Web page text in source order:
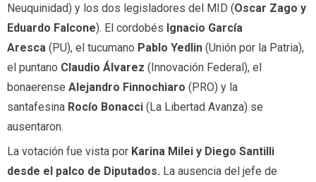
Neuquinidad) y los dos legisladores del MID (Oscar Zago y
Eduardo Falcone). El cordobés Ignacio García
Aresca (PU), el tucumano Pablo Yedlin (Unión por la Patria),
el puntano Claudio Álvarez (Innovación Federal), el
bonaerense Alejandro Finnochiaro (PRO) y la
santafesina Rocío Bonacci (La Libertad Avanza) se
ausentaron.
La votación fue vista por Karina Milei y Diego Santilli
desde el palco de Diputados. La ausencia del jefe de